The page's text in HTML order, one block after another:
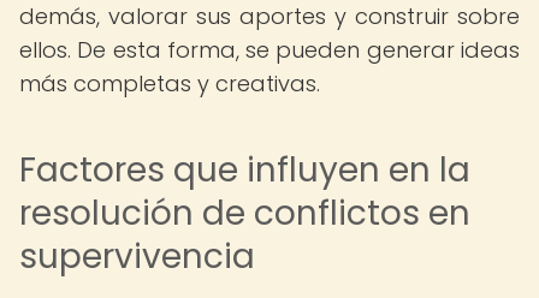
demás, valorar sus aportes y construir sobre
ellos. De esta forma, se pueden generar ideas
más completas y creativas.
Factores que influyen en la
resolución de conflictos en
supervivencia